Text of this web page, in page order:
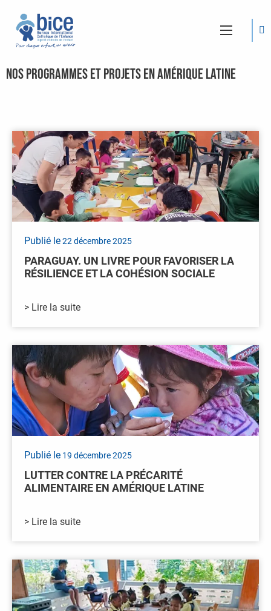
Nos programmes et projets en Amérique latine
Publié le22 décembre 2025
PARAGUAY. UN LIVRE POUR FAVORISER LA
RÉSILIENCE ET LA COHÉSION SOCIALE
> Lire la suite
Publié le 19 décembre 2025
LUTTER CONTRE LA PRÉCARITÉ
ALIMENTAIRE EN AMÉRIQUE LATINE
> Lire la suite